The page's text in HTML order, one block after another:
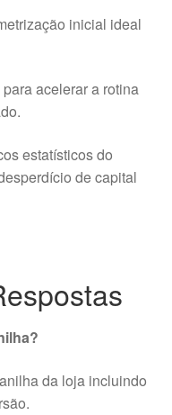
inicial ideal
acelerar a rotina
.
estatísticos do
de capital
da loja incluindo